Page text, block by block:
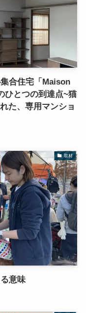
合住宅「Maison
ひとつの到達点~猫
た、専用マンショ
取材
意味